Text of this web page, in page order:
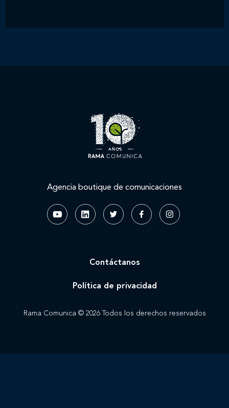
Agencia boutique de comunicaciones
Rama Comunica © 2026 Todos los derechos reservados
Contáctanos
Política de privacidad